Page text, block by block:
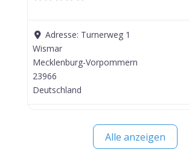
Adresse: Turnerweg 1
Wismar
Mecklenburg-Vorpommern
23966
Deutschland
Alle anzeigen